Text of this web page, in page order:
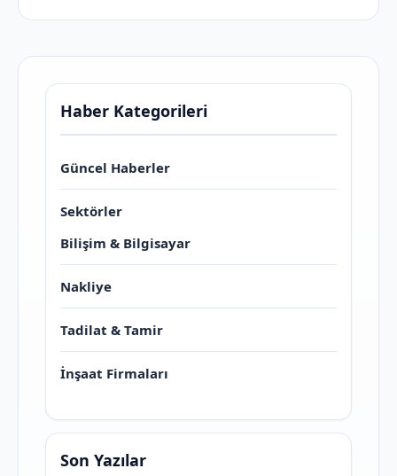
Haber Kategorileri
Güncel Haberler
Sektörler
Bilişim & Bilgisayar
Nakliye
Tadilat & Tamir
İnşaat Firmaları
Son Yazılar